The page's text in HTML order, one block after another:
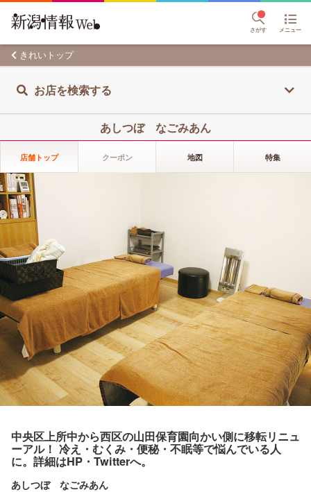
さがす メニュー
きれいトップ
お店を検索する
あしつぼ なごみあん
店舗トップ クーポン 地図 特集
中央区上所中から西区の山田保育園向かい側に移転リニュ
ーアル！ 冷え・むくみ・便秘・不眠等で悩んでいる人
に。詳細はHP・Twitterへ。
あしつぼ なごみあん